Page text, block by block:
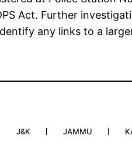
Act. Further
any links to a
J&K JAMMU